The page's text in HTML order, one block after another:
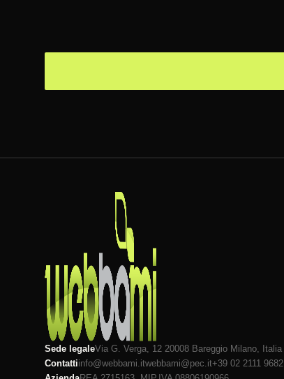
Sede legaleVia G. Verga, 12 20008 Bareggio Milano , Italia
Contattiinfo@webbami.itwebbami@pec.it+39 02 2111 9682